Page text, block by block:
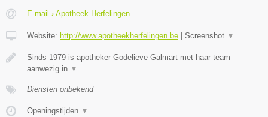
E-mail › Apotheek Herfelingen
Website: http://www.apotheekherfelingen.be Screenshot ▼
Sinds 1979 is apotheker Godelieve Galmart met haar team
aanwezig in ▼
Diensten onbekend
Openingstijden ▼